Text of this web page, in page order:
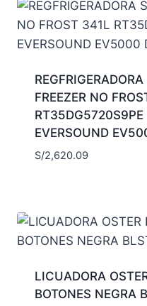
FREEZER NO
RT35DG5720S9PE
EVERSOUND
S/2,620.09
LICUADORA
BOTONES NEGRA